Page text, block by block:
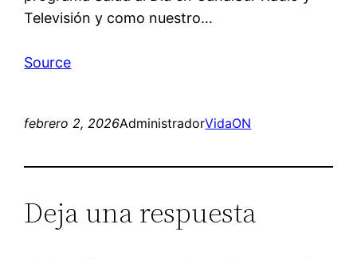
Televisión y como nuestro…
Source
febrero 2, 2026AdministradorVidaON
Deja una respuesta